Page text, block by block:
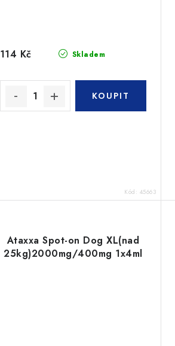
Skladem
114 Kč
Kód: 45663
Ataxxa Spot-on Dog XL(nad
25kg)2000mg/400mg 1x4ml